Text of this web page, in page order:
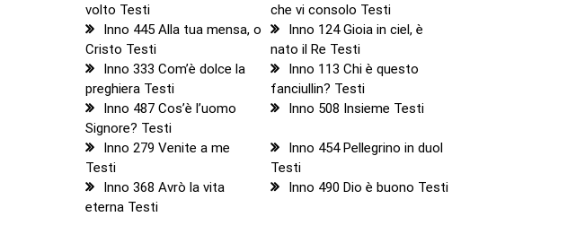
volto Testi
che vi consolo Testi
Inno 445 Alla tua mensa, o
Cristo Testi
Inno 124 Gioia in ciel, è
nato il Re Testi
Inno 333 Com’è dolce la
preghiera Testi
Inno 113 Chi è questo
fanciullin? Testi
Inno 487 Cos’è l’uomo
Signore? Testi
Inno 508 Insieme Testi
Inno 279 Venite a me
Testi
Inno 454 Pellegrino in duol
Testi
Inno 368 Avrò la vita
eterna Testi
Inno 490 Dio è buono Testi